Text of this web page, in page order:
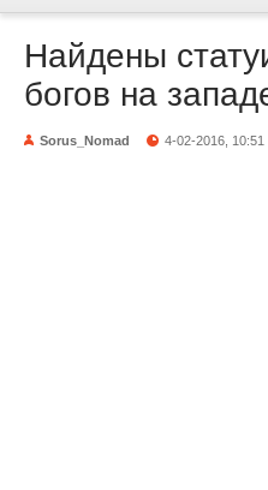
Найдены
богов на
Sorus_Nomad 4-02-2016, 10:51